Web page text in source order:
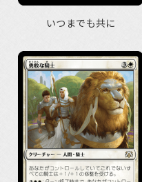
いつまでも共に